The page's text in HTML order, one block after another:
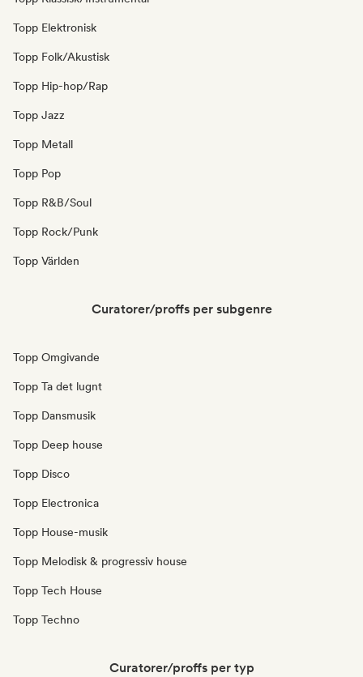
Topp Elektronisk
Topp Folk/Akustisk
Topp Hip-hop/Rap
Topp Jazz
Topp Metall
Topp Pop
Topp R&B/Soul
Topp Rock/Punk
Topp Världen
Curatorer/proffs per subgenre
Topp Omgivande
Topp Ta det lugnt
Topp Dansmusik
Topp Deep house
Topp Disco
Topp Electronica
Topp House-musik
Topp Melodisk & progressiv house
Topp Tech House
Topp Techno
Curatorer/proffs per typ